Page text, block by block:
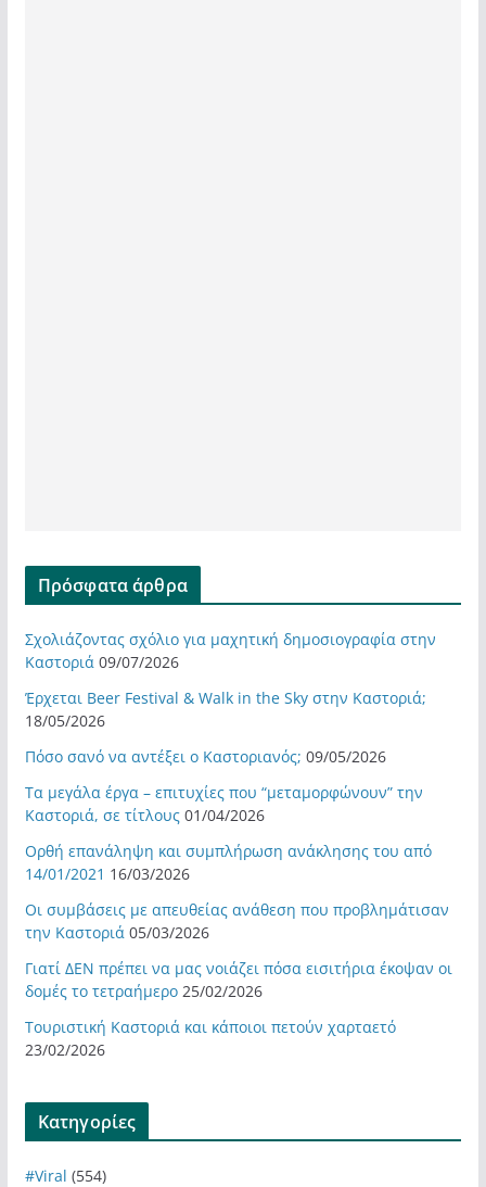
Πρόσφατα άρθρα
Σχολιάζοντας σχόλιο για μαχητική δημοσιογραφία στην
Καστοριά 09/07/2026
Έρχεται Beer Festival & Walk in the Sky στην Καστοριά;
18/05/2026
Πόσο σανό να αντέξει ο Καστοριανός; 09/05/2026
Τα μεγάλα έργα – επιτυχίες που “μεταμορφώνουν” την
Καστοριά, σε τίτλους 01/04/2026
Ορθή επανάληψη και συμπλήρωση ανάκλησης του από
14/01/2021 16/03/2026
Οι συμβάσεις με απευθείας ανάθεση που προβλημάτισαν
την Καστοριά 05/03/2026
Γιατί ΔΕΝ πρέπει να μας νοιάζει πόσα εισιτήρια έκοψαν οι
δομές το τετραήμερο 25/02/2026
Τουριστική Καστοριά και κάποιοι πετούν χαρταετό
23/02/2026
Kατηγορίες
#Viral (554)